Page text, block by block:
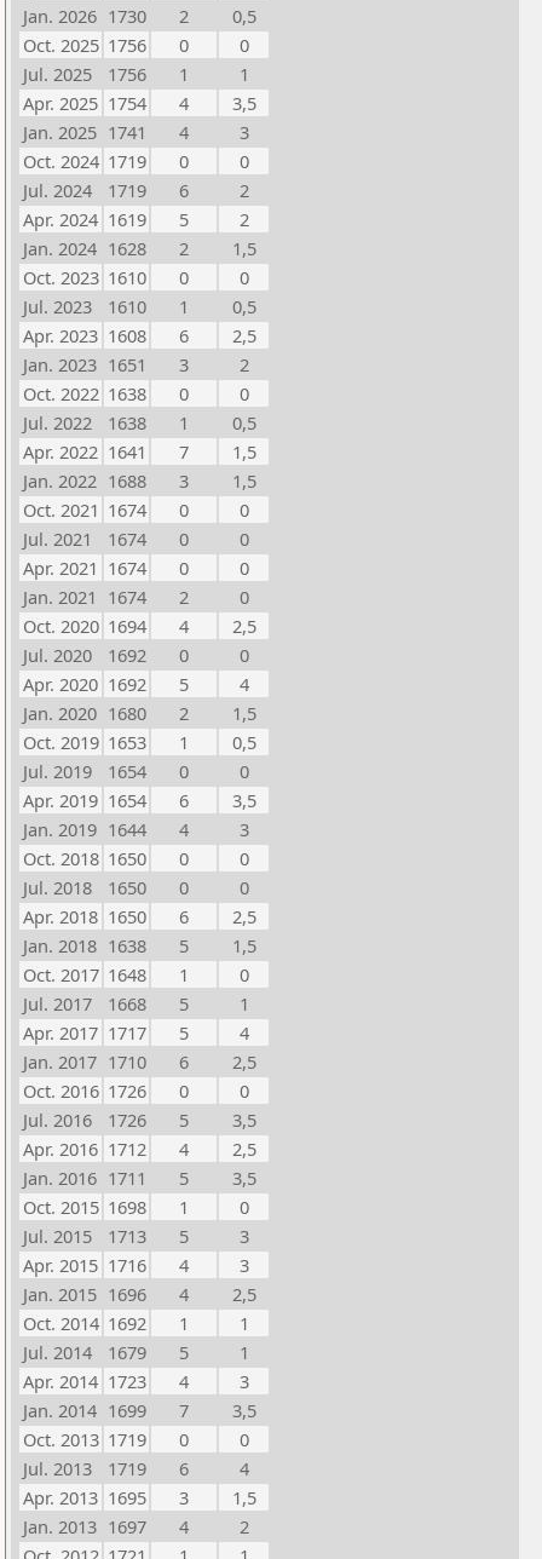
Jan. 2026 1730 2
0,5
Oct. 2025 1756 0
0
Jul. 2025
1756 1
1
Apr. 2025 1754 4
3,5
Jan. 2025 1741 4
3
Oct. 2024 1719 0
0
Jul. 2024
1719 6
2
Apr. 2024 1619 5
2
Jan. 2024 1628 2
1,5
Oct. 2023 1610 0
0
Jul. 2023
1610 1
0,5
Apr. 2023 1608 6
2,5
Jan. 2023 1651 3
2
Oct. 2022 1638 0
0
Jul. 2022
1638 1
0,5
Apr. 2022 1641 7
1,5
Jan. 2022 1688 3
1,5
Oct. 2021 1674 0
0
Jul. 2021
1674 0
0
Apr. 2021 1674 0
0
Jan. 2021 1674 2
0
Oct. 2020 1694 4
2,5
Jul. 2020
1692 0
0
Apr. 2020 1692 5
4
Jan. 2020 1680 2
1,5
Oct. 2019 1653 1
0,5
Jul. 2019
1654 0
0
Apr. 2019 1654 6
3,5
Jan. 2019 1644 4
3
Oct. 2018 1650 0
0
Jul. 2018
1650 0
0
Apr. 2018 1650 6
2,5
Jan. 2018 1638 5
1,5
Oct. 2017 1648 1
0
Jul. 2017
1668 5
1
Apr. 2017 1717 5
4
Jan. 2017 1710 6
2,5
Oct. 2016 1726 0
0
Jul. 2016
1726 5
3,5
Apr. 2016 1712 4
2,5
Jan. 2016 1711 5
3,5
Oct. 2015 1698 1
0
Jul. 2015
1713 5
3
Apr. 2015 1716 4
3
Jan. 2015 1696 4
2,5
Oct. 2014 1692 1
1
Jul. 2014
1679 5
1
Apr. 2014 1723 4
3
Jan. 2014 1699 7
3,5
Oct. 2013 1719 0
0
Jul. 2013
1719 6
4
Apr. 2013 1695 3
1,5
Jan. 2013 1697 4
2